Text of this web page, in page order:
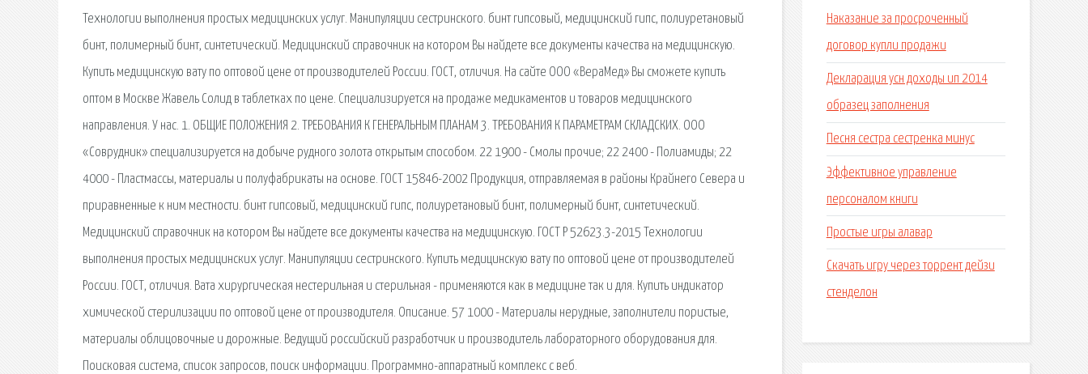
Технологии выполнения простых медицинских услуг. Манипуляции сестринского. бинт гипсовый, медицинский гипс, полиуретановый
бинт, полимерный бинт, синтетический. Медицинский справочник на котором Вы найдете все документы качества на медицинскую.
Купить медицинскую вату по оптовой цене от производителей России. ГОСТ, отличия. На сайте ООО «ВераМед» Вы сможете купить
оптом в Москве Жавель Солид в таблетках по цене. Специализируется на продаже медикаментов и товаров медицинского
направления. У нас. 1. ОБЩИЕ ПОЛОЖЕНИЯ 2. ТРЕБОВАНИЯ К ГЕНЕРАЛЬНЫМ ПЛАНАМ 3. ТРЕБОВАНИЯ К ПАРАМЕТРАМ СКЛАДСКИХ. ООО
«Соврудник» специализируется на добыче рудного золота открытым способом. 22 1900 - Смолы прочие; 22 2400 - Полиамиды; 22
4000 - Пластмассы, материалы и полуфабрикаты на основе. ГОСТ 15846-2002 Продукция, отправляемая в районы Крайнего Севера и
приравненные к ним местности. бинт гипсовый, медицинский гипс, полиуретановый бинт, полимерный бинт, синтетический.
Медицинский справочник на котором Вы найдете все документы качества на медицинскую. ГОСТ Р 52623.3-2015 Технологии
выполнения простых медицинских услуг. Манипуляции сестринского. Купить медицинскую вату по оптовой цене от производителей
России. ГОСТ, отличия. Вата хирургическая нестерильная и стерильная - применяются как в медицине так и для. Купить индикатор
химической стерилизации по оптовой цене от производителя. Описание. 57 1000 - Материалы нерудные, заполнители пористые,
материалы облицовочные и дорожные. Ведущий российский разработчик и производитель лабораторного оборудования для.
Поисковая сиcтема, список запросов, поиск информации. Программно-аппаратный комплекс с веб.
Наказание за просроченный
договор купли продажи
Декларация усн доходы ип 2014
образец заполнения
Песня сестра сестренка минус
Эффективное управление
персоналом книги
Простые игры алавар
Скачать игру через торрент дейзи
стенделон